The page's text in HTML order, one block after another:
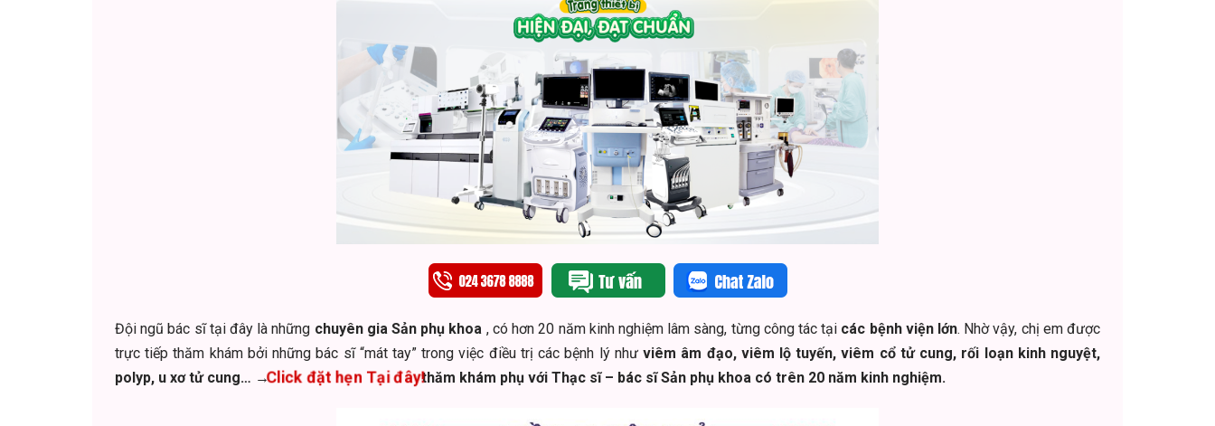
Đội ngũ bác sĩ tại đây là những chuyên gia Sản phụ khoa , có hơn 20 năm kinh nghiệm lâm sàng, từng công tác tại các bệnh viện lớn. Nhờ vậy, chị em được
trực tiếp thăm khám bởi những bác sĩ “mát tay” trong việc điều trị các bệnh lý nhưviêm âm đạo, viêm lộ tuyến, viêm cổ tử cung, rối loạn kinh nguyệt,
polyp, u xơ tử cung… →Click đặt hẹn Tại đây!thăm khám phụ với Thạc sĩ – bác sĩ Sản phụ khoa có trên 20 năm kinh nghiệm.